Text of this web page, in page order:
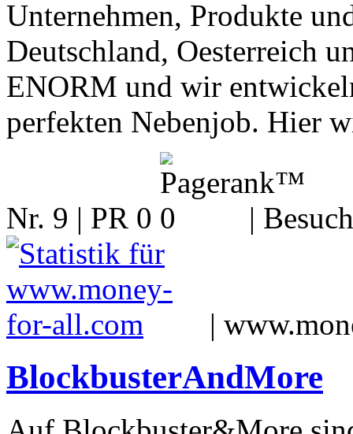
Unternehmen, Produkte
Deutschland, Oesterreich
ENORM und wir
perfekten Nebenjob. Hier
Nr. 9 | PR 0 |
|
BlockbusterAndMore